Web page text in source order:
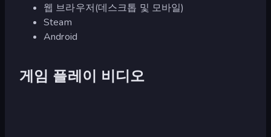
웹 브라우저(데스크톱 및 모바일)
Steam
Android
게임 플레이 비디오